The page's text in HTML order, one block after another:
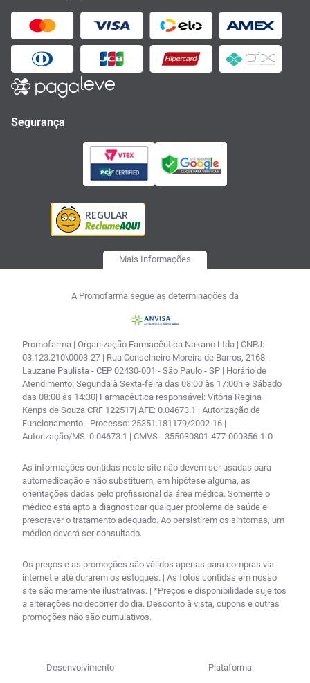
Segurança
Mais Informações
A Promofarma segue as determinações da
Promofarma | Organização Farmacêutica Nakano Ltda | CNPJ:
03.123.210\0003-27 | Rua Conselheiro Moreira de Barros, 2168 -
Lauzane Paulista - CEP 02430-001 - São Paulo - SP | Horário de
Atendimento: Segunda à Sexta-feira das 08:00 às 17:00h e Sábado
das 08:00 às 14:30| Farmacêutica responsável: Vitória Regina
Kenps de Souza CRF 122517| AFE: 0.04673.1 | Autorização de
Funcionamento - Processo: 25351.181179/2002-16 |
Autorização/MS: 0.04673.1 | CMVS - 355030801-477-000356-1-0
As informações contidas neste site não devem ser usadas para
automedicação e não substituem, em hipótese alguma, as
orientações dadas pelo profissional da área médica. Somente o
médico está apto a diagnosticar qualquer problema de saúde e
prescrever o tratamento adequado. Ao persistirem os sintomas, um
médico deverá ser consultado.
Os preços e as promoções são válidos apenas para compras via
internet e até durarem os estoques. | As fotos contidas em nosso
site são meramente ilustrativas. | *Preços e disponibilidade sujeitos
a alterações no decorrer do dia. Desconto à vista, cupons e outras
promoções não são cumulativos.
Desenvolvimento Plataforma